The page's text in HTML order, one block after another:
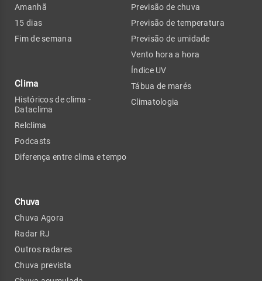
Amanhã
15 dias
Fim de semana
Clima
Históricos de clima -
Dataclima
Relclima
Podcasts
Diferença entre clima e tempo
Chuva
Chuva Agora
Radar RJ
Outros radares
Chuva prevista
Previsão de chuva
Previsão de temperatura
Previsão de umidade
Vento hora a hora
Índice UV
Tábua de marés
Climatologia